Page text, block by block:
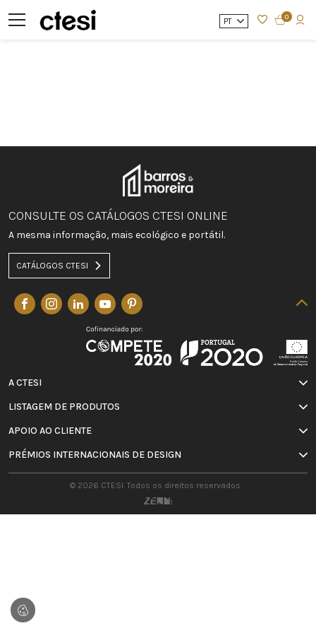
PT 0
CONSULTE OS CATÁLOGOS CTESI ONLINE
A mesma informação, mais ecológico e portátil.
CATÁLOGOS CTESI
A CTESI
LISTAGEM DE PRODUTOS
APOIO AO CLIENTE
PRÉMIOS INTERNACIONAIS DE DESIGN
© 2026 CTESI. Todos os direitos reservados